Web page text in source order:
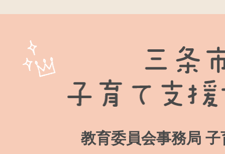
教育委員会事務局